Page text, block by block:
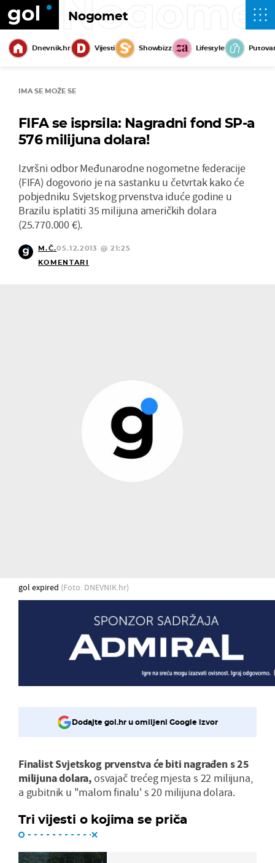
Nogomet
Dnevnik.hr Vijesti Showbizz Lifestyle
IMA SE MOŽE SE
FIFA se isprsila: Nagradni fond SP-a
576 milijuna dolara!
Izvršni odbor Međunarodne nogometne federacije
(FIFA) dogovorio je na sastanku u četvrtak kako će
pobjedniku Svjetskog prvenstva iduće godine u
Brazilu isplatiti 35 milijuna američkih dolara
(25.770.000 €).
M.Č.05.12.2013 @ 21:25
KOMENTARI
gol expired (Foto: DNEVNIK.hr)
Dodajte gol.hr u omiljeni Google izvor
Finalist Svjetskog prvenstva će biti nagrađen s 25
milijuna dolara,osvajač trećeg mjesta s 22 milijuna,
a gubitnik u ''malom finalu' s 20 milijuna dolara.
Tri vijesti o kojima se priča